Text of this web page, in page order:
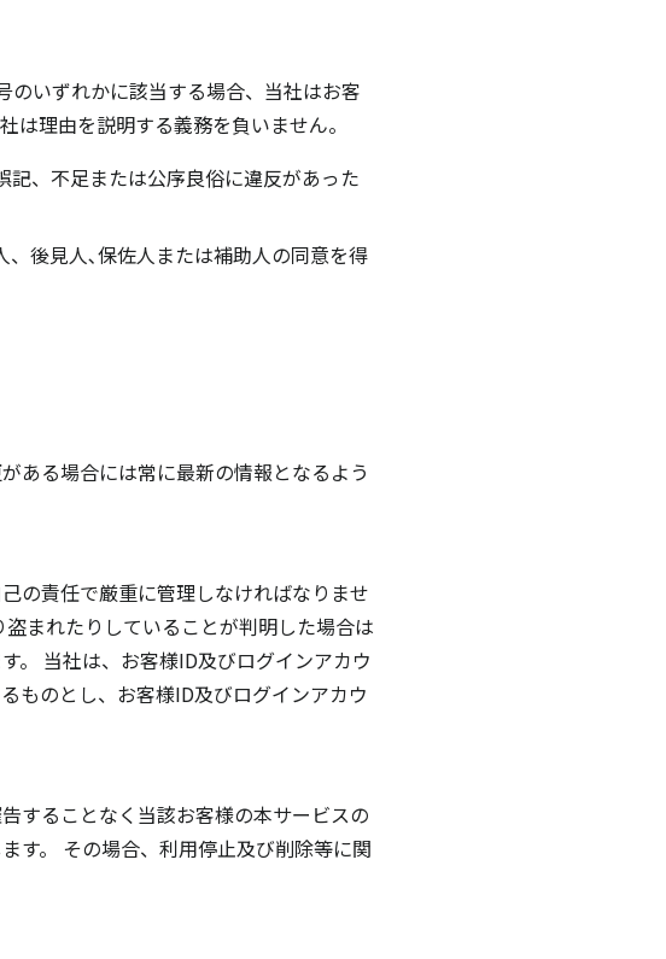
いずれかに該当する場合、当社はお客
理由を説明する義務を負いません。
、不足または公序良俗に違反があった
後見人､保佐人または補助人の同意を得
ある場合には常に最新の情報となるよう
の責任で厳重に管理しなければなりませ
まれたりしていることが判明した場合は
。 当社は、お客様ID及びログインアカウ
ものとし、お客様ID及びログインアカウ
することなく当該お客様の本サービスの
す。 その場合、利用停止及び削除等に関